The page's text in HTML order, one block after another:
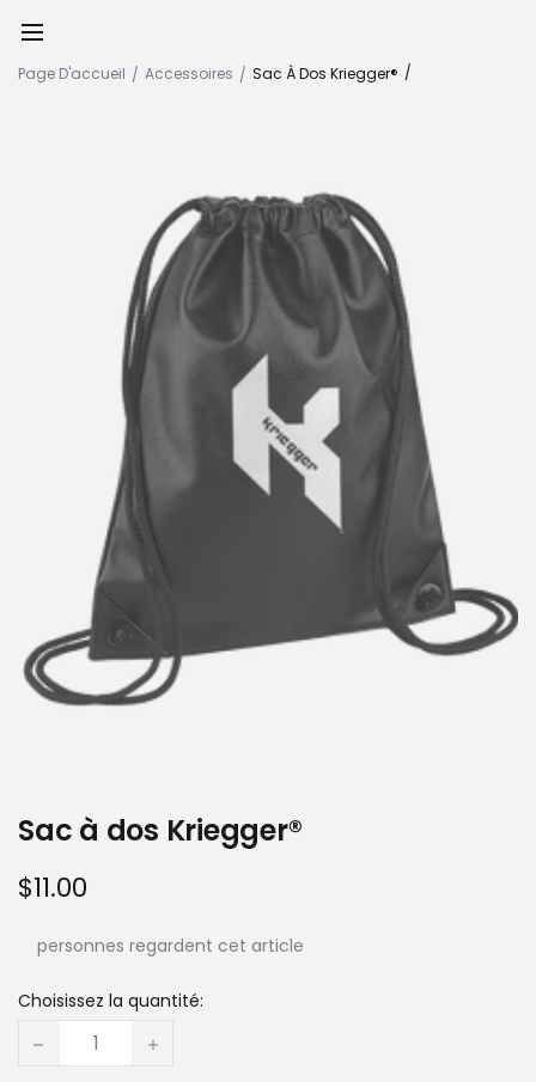
Page D'accueil Accessoires Sac À Dos Kriegger®
Sac à dos Kriegger®
$11.00
personnes regardent cet article
Choisissez la quantité: